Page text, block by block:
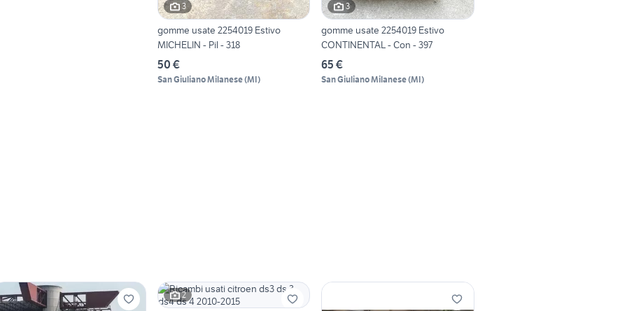
3
gomme usate 2254019 Estivo
MICHELIN - Pil - 318
50 €
San Giuliano Milanese(MI)
3
gomme usate 2254019 Estivo
CONTINENTAL - Con - 397
65 €
San Giuliano Milanese(MI)
2